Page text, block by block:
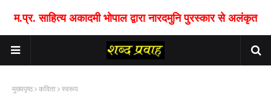
म.प्र. साहित्य अकादमी भोपाल द्वारा नारदमुनि पुरस्कार से अलंकृत
मुख्यपृष्ठ कविता स्वरूप